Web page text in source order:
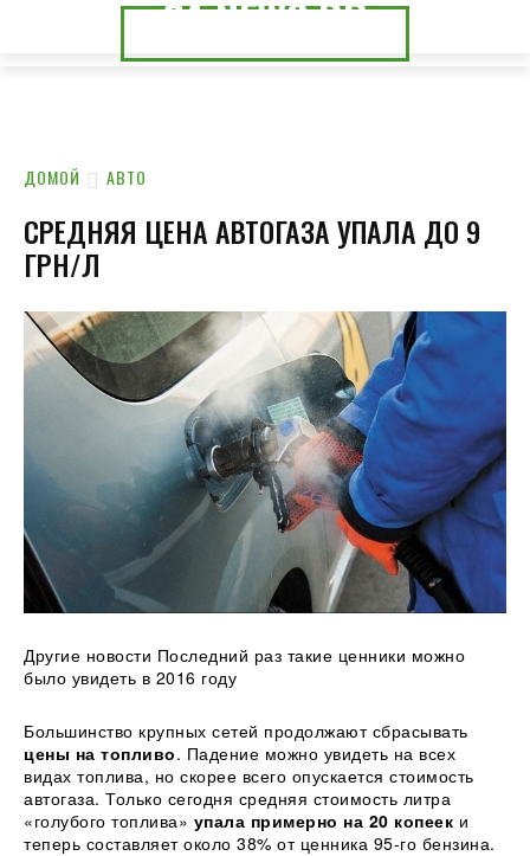
24.NEWS.CK
24.NEWS.DP
ДОМОЙ АВТО
СРЕДНЯЯ ЦЕНА АВТОГАЗА УПАЛА ДО 9
ГРН/Л
Другие новости Последний раз такие ценники можно
было увидеть в 2016 году
Большинство крупных сетей продолжают сбрасывать
цены на топливо. Падение можно увидеть на всех
видах топлива, но скорее всего опускается стоимость
автогаза. Только сегодня средняя стоимость литра
«голубого топлива» упала примерно на 20 копеек и
теперь составляет около 38% от ценника 95-го бензина.